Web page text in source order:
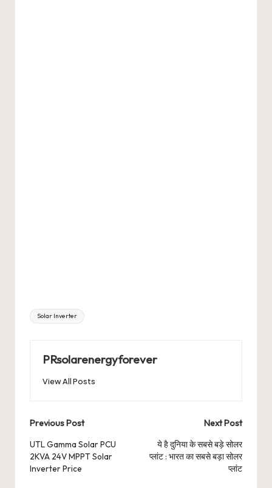
Tags:
Solar Inverter
PRsolarenergyforever
View All Posts
Post
navigation
Previous Post
UTL Gamma Solar PCU
2KVA 24V MPPT Solar
Inverter Price
Next Post
ये है दुनिया के सबसे बड़े सोलर
प्लांट : भारत का सबसे बड़ा सोलर
प्लांट